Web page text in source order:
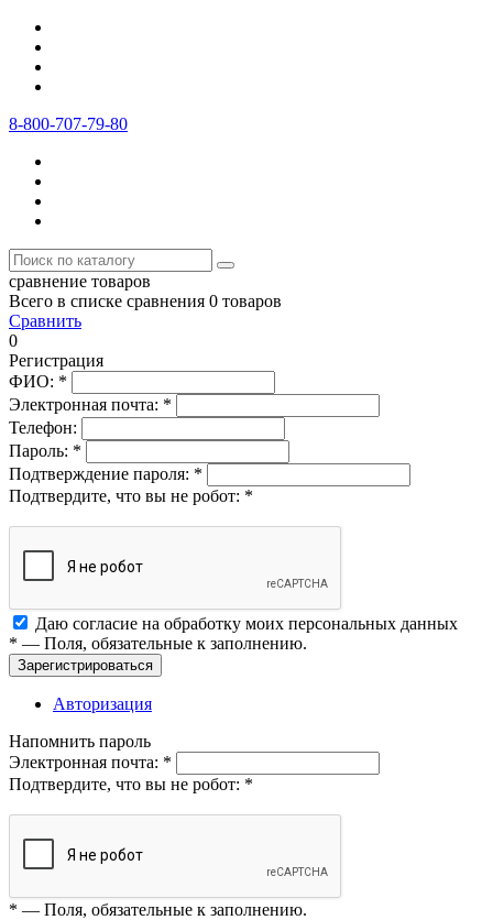
8-800-707-79-80
сравнение товаров
Всего в списке сравнения 0 товаров
Сравнить
0
Регистрация
ФИО: *
Электронная почта: *
Телефон:
Пароль: *
Подтверждение пароля: *
Подтвердите, что вы не робот: *
Даю согласие на обработку моих персональных данных
* — Поля, обязательные к заполнению.
Зарегистрироваться
Авторизация
Напомнить пароль
Электронная почта: *
Подтвердите, что вы не робот: *
* — Поля, обязательные к заполнению.